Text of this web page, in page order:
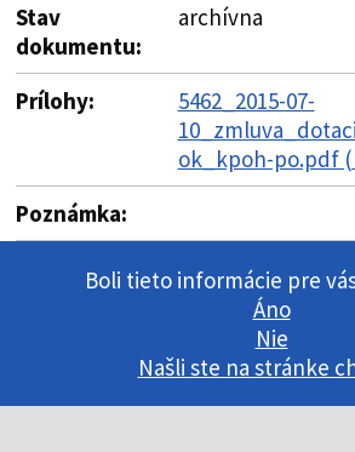
Stav
dokumentu:
archívna
Prílohy:
5462_2015-07-
ok_kpoh-po.pdf
Poznámka:
Boli tieto informácie pre
Áno
Nie
Našli ste na stránke